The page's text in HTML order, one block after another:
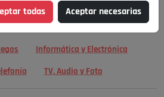
Coleccionismo
Informática y Electrónica
TV, Audio y Foto
todas Aceptar necesarias